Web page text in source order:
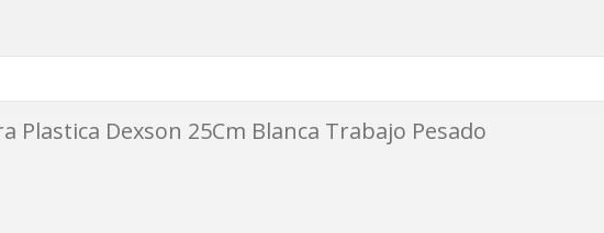
Plastica Dexson 25Cm Blanca Trabajo Pesado